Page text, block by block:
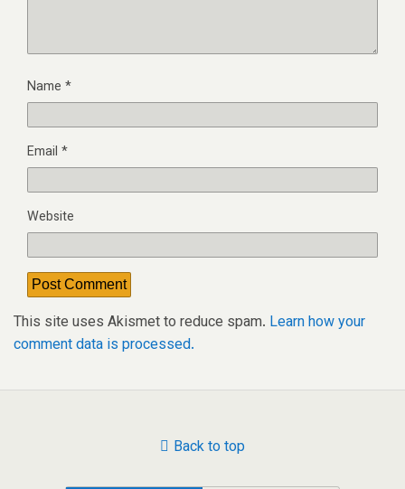
Name *
Email *
Website
This site uses Akismet to reduce spam. Learn how your
comment data is processed.
Back to top